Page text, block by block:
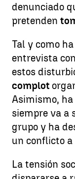
denunciado
pretenden
Tal y como
entrevista
estos
complot
Asimismo,
siempre va a
grupo y ha
un conflicto a
La tensión